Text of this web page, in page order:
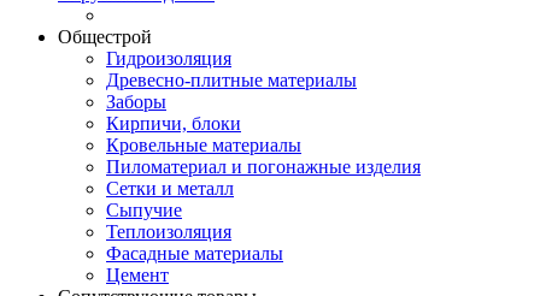
Общестрой
Гидроизоляция
Древесно-плитные материалы
Заборы
Кирпичи, блоки
Кровельные материалы
Пиломатериал и погонажные изделия
Сетки и металл
Сыпучие
Теплоизоляция
Фасадные материалы
Цемент